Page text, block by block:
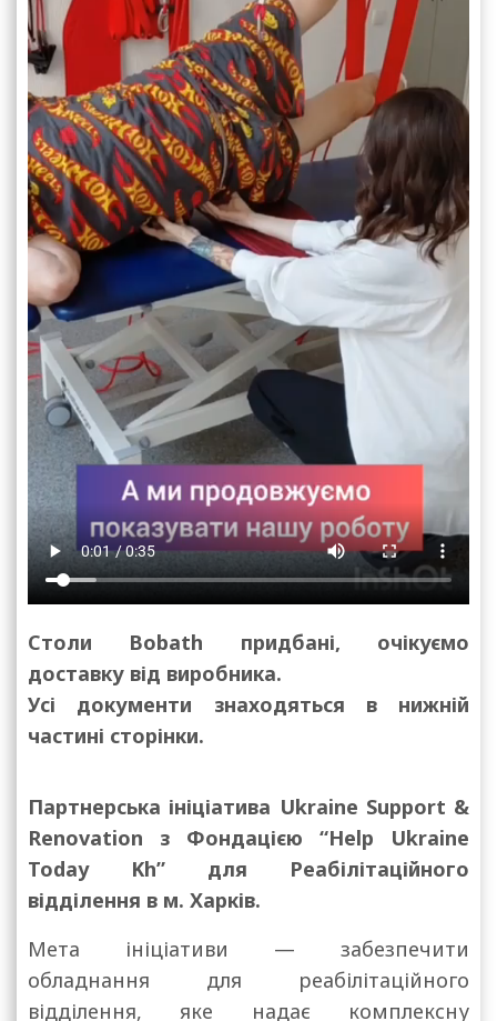
Столи Bobath придбані, очікуємо
доставку від виробника.
Усі документи знаходяться в нижній
частині сторінки.
Партнерська ініціатива Ukraine Support &
Renovation з Фондацією “Help Ukraine
Today Kh” для Реабілітаційного
відділення в м. Харків.
Мета ініціативи — забезпечити
обладнання для реабілітаційного
відділення, яке надає комплексну